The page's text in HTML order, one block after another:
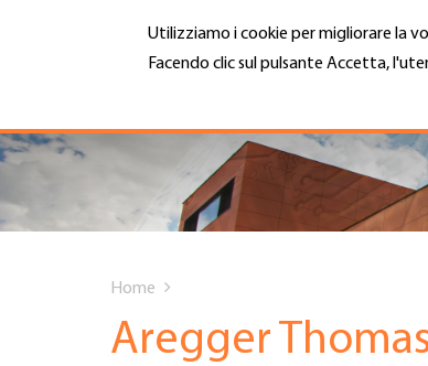
Utilizziamo i cookie per migliorare la
Facendo clic sul pulsante Accetta,
Hauptnavigation
CHI SIAMO
SERVIZI
DATE EVENTI
MENU
are
Home
Aregger